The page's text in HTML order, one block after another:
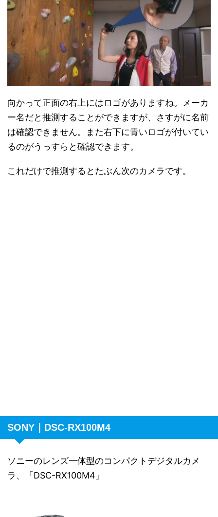
向かって正面の右上にはロゴがありますね。メーカ
ー名だと推測することができますが、さすがに名前
は確認できません。また右下に青いロゴが付いてい
るのがうっすらと確認できます。
これだけで推測するとたぶん次のカメラです。
SONY｜DSC-RX100M4
ソニーのレンズ一体型のコンパクトデジタルカメ
ラ、「DSC-RX100M4」